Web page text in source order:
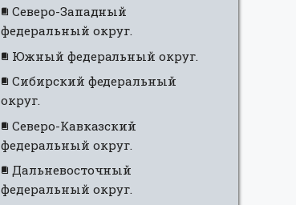
Северо-Западный
федеральный округ.
Южный федеральный округ.
Сибирский федеральный
округ.
Северо-Кавказский
федеральный округ.
Дальневосточный
федеральный округ.